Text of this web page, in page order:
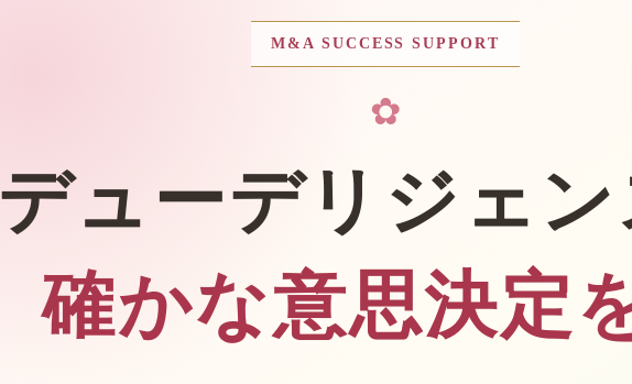
M&A SUCCESS SUPPORT
✿
デューデリジェ
確かな意思決定